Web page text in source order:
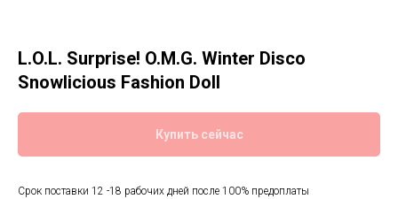
L.O.L. Surprise! O.M.G. Winter Disco
Snowlicious Fashion Doll
Купить сейчас
Срок поставки 12 -18 рабочих дней после 100% предоплаты